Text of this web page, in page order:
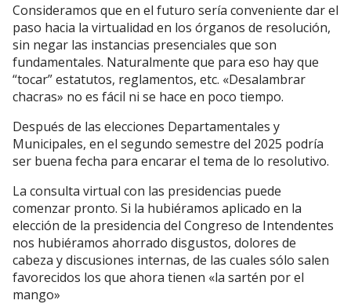
Consideramos que en el futuro sería conveniente dar el
paso hacia la virtualidad en los órganos de resolución,
sin negar las instancias presenciales que son
fundamentales. Naturalmente que para eso hay que
“tocar” estatutos, reglamentos, etc. «Desalambrar
chacras» no es fácil ni se hace en poco tiempo.
Después de las elecciones Departamentales y
Municipales, en el segundo semestre del 2025 podría
ser buena fecha para encarar el tema de lo resolutivo.
La consulta virtual con las presidencias puede
comenzar pronto. Si la hubiéramos aplicado en la
elección de la presidencia del Congreso de Intendentes
nos hubiéramos ahorrado disgustos, dolores de
cabeza y discusiones internas, de las cuales sólo salen
favorecidos los que ahora tienen «la sartén por el
mango»